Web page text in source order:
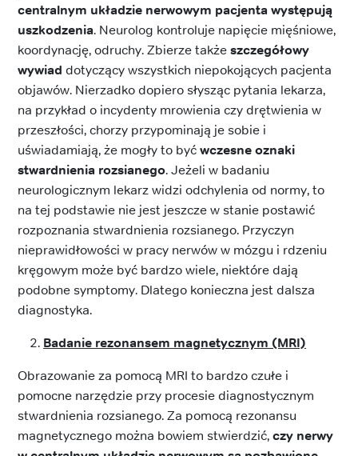
centralnym układzie nerwowym pacjenta występują
uszkodzenia. Neurolog kontroluje napięcie mięśniowe,
koordynację, odruchy. Zbierze takżeszczegółowy
wywiad dotyczący wszystkich niepokojących pacjenta
objawów. Nierzadko dopiero słysząc pytania lekarza,
na przykład o incydenty mrowienia czy drętwienia w
przeszłości, chorzy przypominają je sobie i
uświadamiają, że mogły to byćwczesne oznaki
stwardnienia rozsianego. Jeżeli w badaniu
neurologicznym lekarz widzi odchylenia od normy, to
na tej podstawie nie jest jeszcze w stanie postawić
rozpoznania stwardnienia rozsianego. Przyczyn
nieprawidłowości w pracy nerwów w mózgu i rdzeniu
kręgowym może być bardzo wiele, niektóre dają
podobne symptomy. Dlatego konieczna jest dalsza
diagnostyka.
Badanie rezonansem magnetycznym (MRI)
Obrazowanie za pomocą MRI to bardzo czułe i
pomocne narzędzie przy procesie diagnostycznym
stwardnienia rozsianego. Za pomocą rezonansu
magnetycznego można bowiem stwierdzić,czy nerwy